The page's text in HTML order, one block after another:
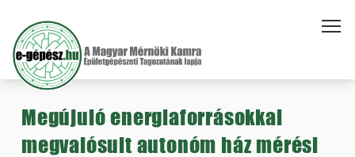
Megújuló energiaforrásokkal
megvalósult autonóm ház mérési